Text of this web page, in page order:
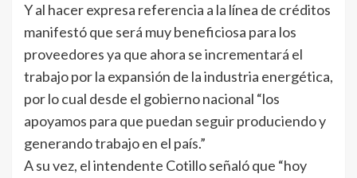
Y al hacer expresa referencia a la línea de créditos
manifestó que será muy beneficiosa para los
proveedores ya que ahora se incrementará el
trabajo por la expansión de la industria energética,
por lo cual desde el gobierno nacional “los
apoyamos para que puedan seguir produciendo y
generando trabajo en el país.”
A su vez, el intendente Cotillo señaló que “hoy